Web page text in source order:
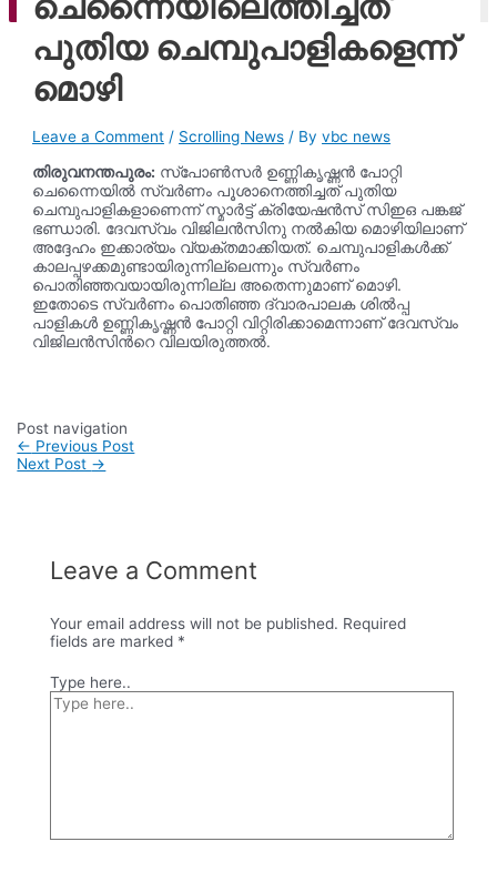
പുതിയ ചെമ്പുപാളികളെന്ന്
മൊഴി
Leave a Comment / Scrolling News / Byvbc news
തിരുവനന്തപുരം: സ്പോൺസർ ഉണ്ണികൃഷ്ണൻ പോറ്റി
ചെന്നൈയിൽ സ്വർണം പൂശാനെത്തിച്ചത് പുതിയ
ചെമ്പുപാളികളാണെന്ന് സ്മാർട്ട് ക്രിയേഷൻസ് സിഇഒ പങ്കജ്
ഭണ്ഡാരി. ദേവസ്വം വിജിലൻസിനു നൽകിയ മൊഴിയിലാണ്
അദ്ദേഹം ഇക്കാര‍്യം വ‍്യക്തമാക്കിയത്. ചെമ്പുപാളികൾക്ക്
കാലപ്പഴക്കമുണ്ടായിരുന്നില്ലെന്നും സ്വർണം
പൊതിഞ്ഞവയായിരുന്നില്ല അതെന്നുമാണ് മൊഴി.
ഇതോടെ സ്വർണം പൊതിഞ്ഞ ദ്വാരപാലക ശിൽപ്പ
പാളികൾ ഉണ്ണികൃഷ്ണൻ പോറ്റി വിറ്റിരിക്കാമെന്നാണ് ദേവസ്വം
വിജിലൻസിന്‍റെ വിലയിരുത്തൽ.
Post navigation
← Previous Post
Next Post →
Leave a Comment
Your email address will not be published. Required
fields are marked *
Type here..